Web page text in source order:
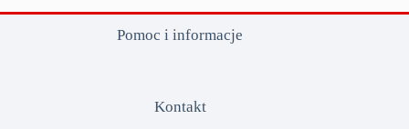
Pomoc i informacje
Kontakt